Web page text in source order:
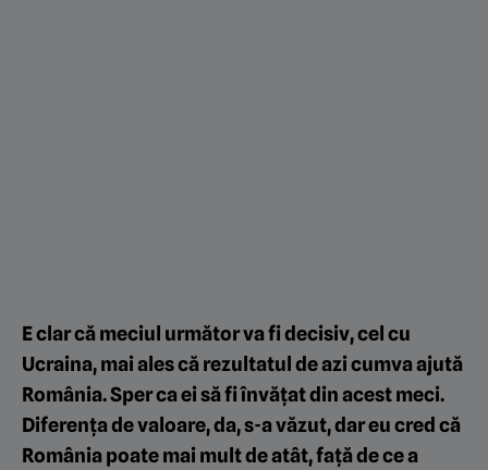
E clar că meciul următor va fi decisiv, cel cu
Ucraina, mai ales că rezultatul de azi cumva ajută
România. Sper ca ei să fi învățat din acest meci.
Diferența de valoare, da, s-a văzut, dar eu cred că
România poate mai mult de atât, față de ce a